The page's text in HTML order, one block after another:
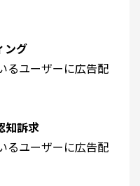
ング
るユーザーに広告配
知訴求
るユーザーに広告配